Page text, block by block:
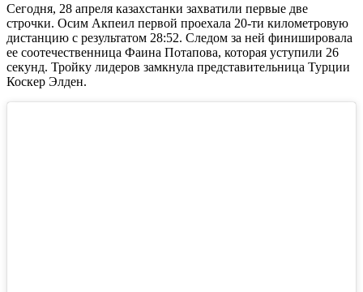
Сегодня, 28 апреля казахстанки захватили первые две
строчки. Осим Акпеил первой проехала 20-ти километровую
дистанцию с результатом 28:52. Следом за ней финишировала
ее соотечественница Фаина Потапова, которая уступили 26
секунд. Тройку лидеров замкнула представительница Турции
Коскер Элден.